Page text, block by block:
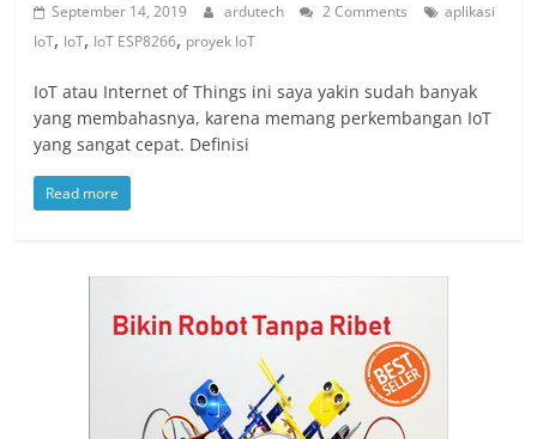
September 14, 2019 ardutech 2 Comments
aplikasi
IoT, IoT, IoT ESP8266, proyek IoT
IoT atau Internet of Things ini saya yakin sudah banyak
yang membahasnya, karena memang perkembangan IoT
yang sangat cepat. Definisi
Read more